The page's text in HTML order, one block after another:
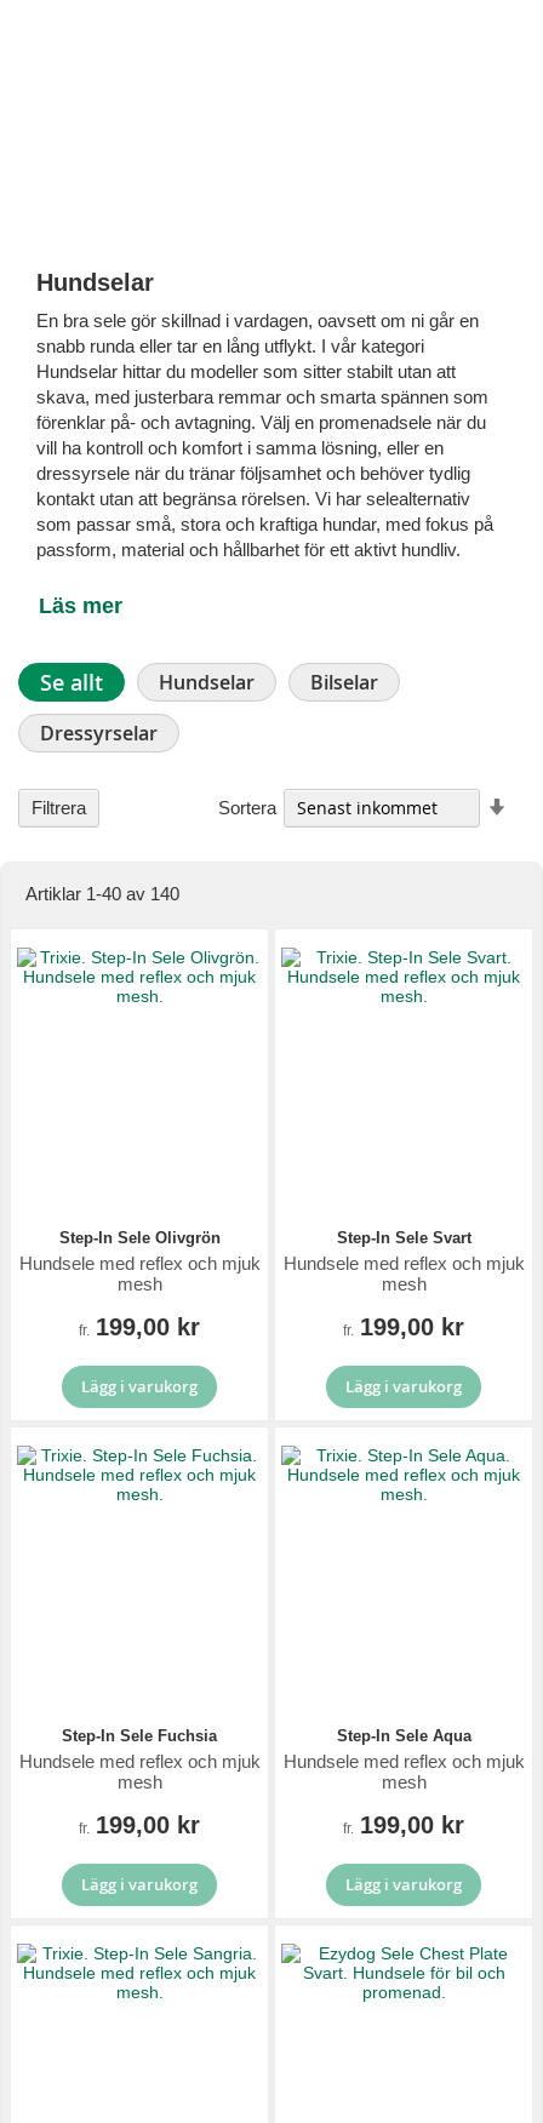
Hundselar
En bra sele gör skillnad i vardagen, oavsett om ni går en
snabb runda eller tar en lång utflykt. I vår kategori
Hundselar hittar du modeller som sitter stabilt utan att
skava, med justerbara remmar och smarta spännen som
förenklar på- och avtagning. Välj en promenadsele när du
vill ha kontroll och komfort i samma lösning, eller en
dressyrsele när du tränar följsamhet och behöver tydlig
kontakt utan att begränsa rörelsen. Vi har selealternativ
som passar små, stora och kraftiga hundar, med fokus på
passform, material och hållbarhet för ett aktivt hundliv.
Läs mer
Se allt Hundselar
Bilselar
Dressyrselar
Filtrera
Artiklar 1-40 av 140
Sortera
Step-In Sele Olivgrön
Hundsele med reflex och mjuk
mesh
fr. 199,00 kr
Lägg i varukorg
Step-In Sele Svart
Hundsele med reflex och mjuk
mesh
fr. 199,00 kr
Lägg i varukorg
Step-In Sele Fuchsia
Hundsele med reflex och mjuk
mesh
fr. 199,00 kr
Lägg i varukorg
Step-In Sele Aqua
Hundsele med reflex och mjuk
mesh
fr. 199,00 kr
Lägg i varukorg